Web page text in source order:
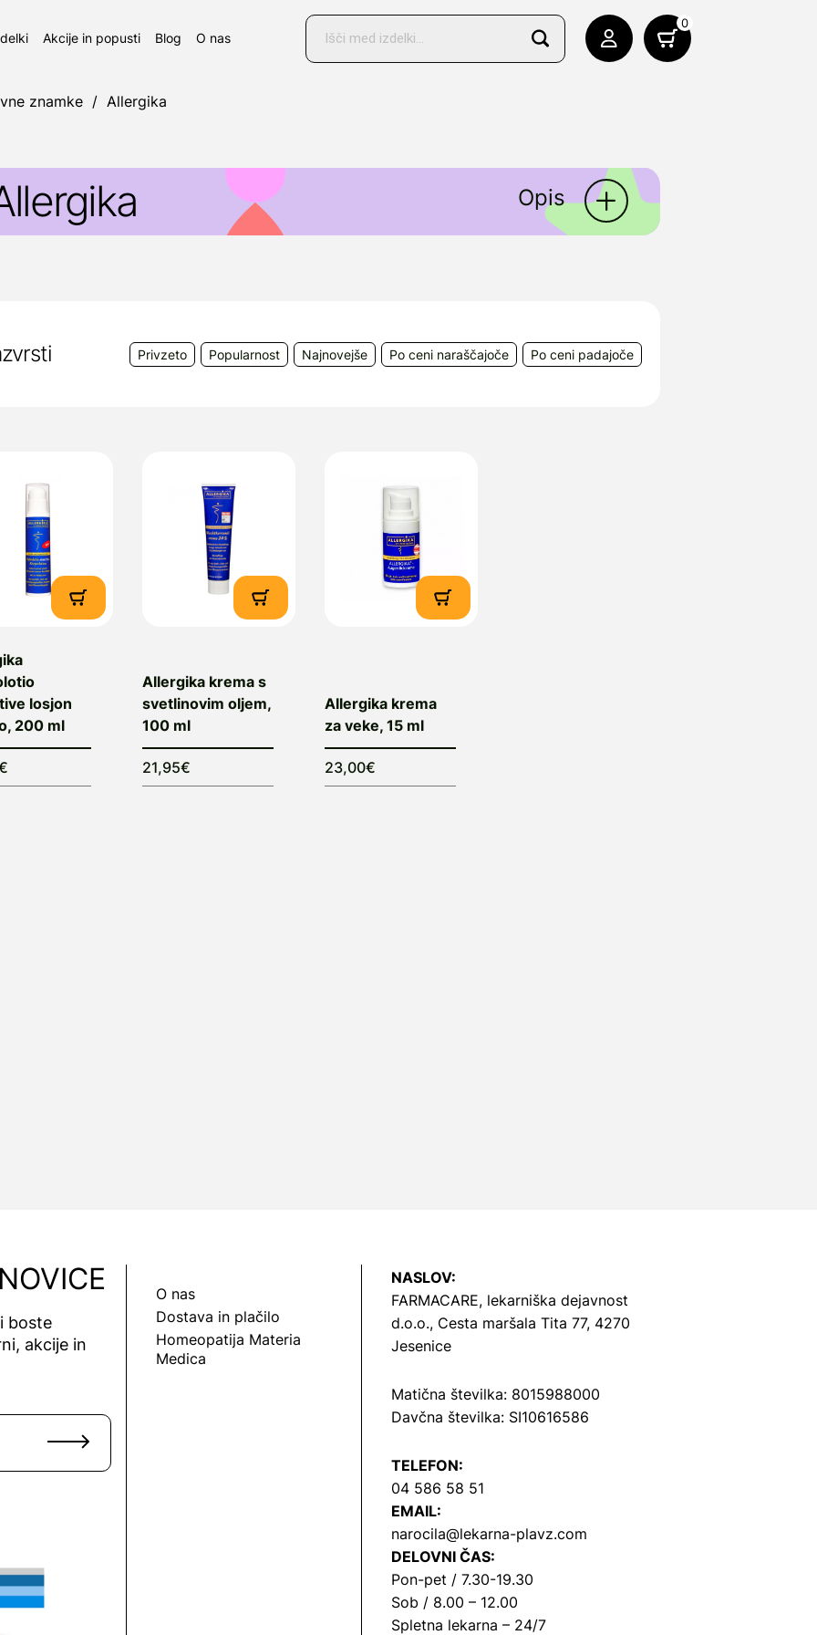
Akcije in popusti Blog O nas
Products
search
0
znamke / Allergika
Opis
lajšanje simptomov alergij.
Privzeto Popularnost Najnovejše Po ceni naraščajoče Po ceni padajoče
losjon
200 ml
Allergika krema s
svetlinovim oljem,
100 ml
21,95€
Allergika krema
za veke, 15 ml
23,00€
boste
akcije in
O nas
Dostava in plačilo
Homeopatija Materia
Medica
NASLOV:
FARMACARE, lekarniška dejavnost
d.o.o., Cesta maršala Tita 77, 4270
Jesenice
Matična številka: 8015988000
Davčna številka: SI10616586
TELEFON:
04 586 58 51
EMAIL:
narocila@lekarna-plavz.com
DELOVNI ČAS:
Pon-pet / 7.30-19.30
Sob / 8.00 – 12.00
Spletna lekarna – 24/7